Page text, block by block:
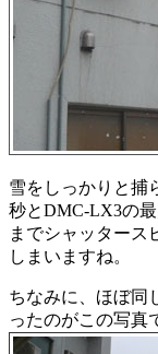
雪をしっかりと捕
秒とDMC-LX3の
までシャッタース
しまいますね。
ちなみに、ほぼ同
ったのがこの写真